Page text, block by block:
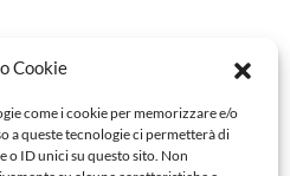
Cookie
come i cookie per memorizzare e/o
a queste tecnologie ci permetterà di
o ID unici su questo sito. Non